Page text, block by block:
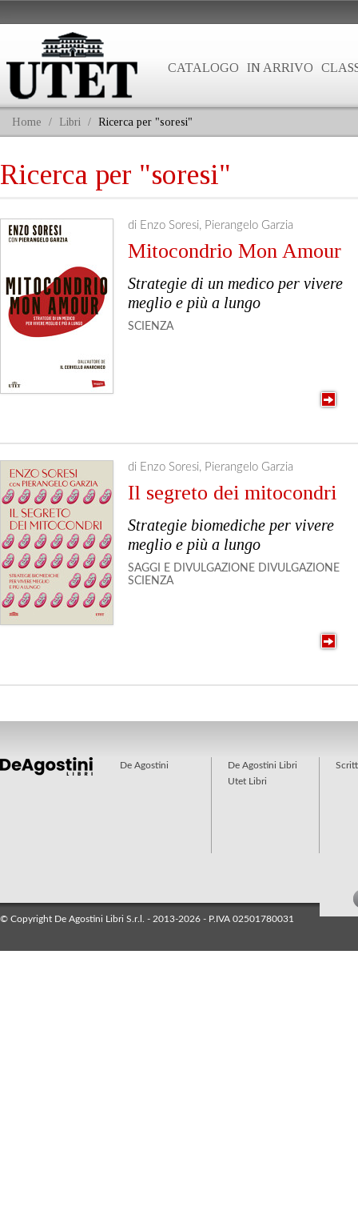
CATALOGO IN ARRIVO
Home / Libri / Ricerca per "soresi"
Ricerca per "soresi"
di Enzo Soresi, Pierangelo Garzia
Mitocondrio Mon Amour
Strategie di un medico per vivere
meglio e più a lungo
SCIENZA
di Enzo Soresi, Pierangelo Garzia
Il segreto dei mitocondri
Strategie biomediche per vivere
meglio e più a lungo
SAGGI E DIVULGAZIONE DIVULGAZIONE
SCIENZA
De Agostini
De Agostini Libri
Utet Libri
© Copyright De Agostini Libri S.r.l. - 2013-2026 - P.IVA 02501780031